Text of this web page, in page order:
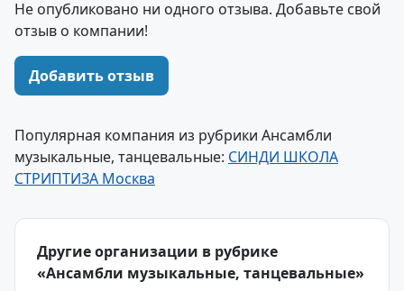
Не опубликовано ни одного отзыва. Добавьте свой
отзыв о компании!
Добавить отзыв
Популярная компания из рубрики Ансамбли
музыкальные, танцевальные: СИНДИ ШКОЛА
СТРИПТИЗА Москва
Другие организации в рубрике
«Ансамбли музыкальные, танцевальные»